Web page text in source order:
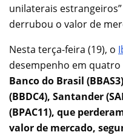
unilaterais
derrubou o valor de
Nesta terça-feira (19), o
desempenho em
Banco do Brasil
(BBDC4), Santander
(BPAC11), que
valor de mercado,